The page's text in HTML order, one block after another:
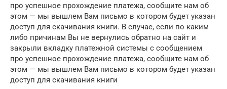
про успешное прохождение платежа, сообщите нам об
этом — мы вышлем Вам письмо в котором будет указан
доступ для скачивания книги. В случае, если по каким
либо причинам Вы не вернулись обратно на сайт и
закрыли вкладку платежной системы с сообщением
про успешное прохождение платежа, сообщите нам об
этом — мы вышлем Вам письмо в котором будет указан
доступ для скачивания книги